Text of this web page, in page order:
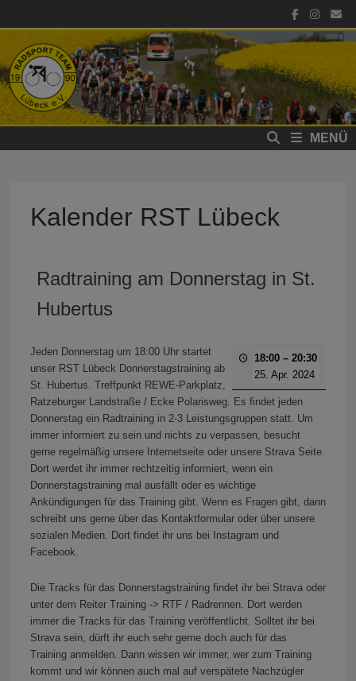
MENÜ
Kalender RST Lübeck
Radtraining am Donnerstag in St.
Hubertus
18:00 – 20:30
25. Apr. 2024
Jeden Donnerstag um 18:00 Uhr startet
unser RST Lübeck Donnerstagstraining ab
St. Hubertus. Treffpunkt REWE-Parkplatz,
Ratzeburger Landstraße / Ecke Polarisweg. Es findet jeden
Donnerstag ein Radtraining in 2-3 Leistungsgruppen statt. Um
immer informiert zu sein und nichts zu verpassen, besucht
gerne regelmäßig unsere Internetseite oder unsere Strava Seite.
Dort werdet ihr immer rechtzeitig informiert, wenn ein
Donnerstagstraining mal ausfällt oder es wichtige
Ankündigungen für das Training gibt. Wenn es Fragen gibt, dann
schreibt uns gerne über das Kontaktformular oder über unsere
sozialen Medien. Dort findet ihr uns bei Instagram und
Facebook.
Die Tracks für das Donnerstagstraining findet ihr bei Strava oder
unter dem Reiter Training -> RTF / Radrennen. Dort werden
immer die Tracks für das Training veröffentlicht. Solltet ihr bei
Strava sein, dürft ihr euch sehr gerne doch auch für das
Training anmelden. Dann wissen wir immer, wer zum Training
kommt und wir können auch mal auf verspätete Nachzügler